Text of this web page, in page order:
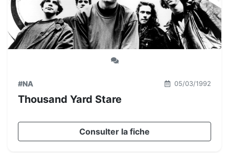
#NA 05/03/1992
Thousand Yard Stare
Consulter la fiche